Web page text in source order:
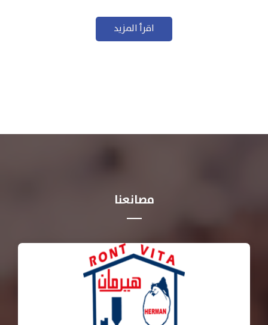
اقرأ المزيد
مصانعنا